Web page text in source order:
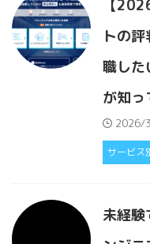
【
トの
職した
が知
2026/
サービス
未経